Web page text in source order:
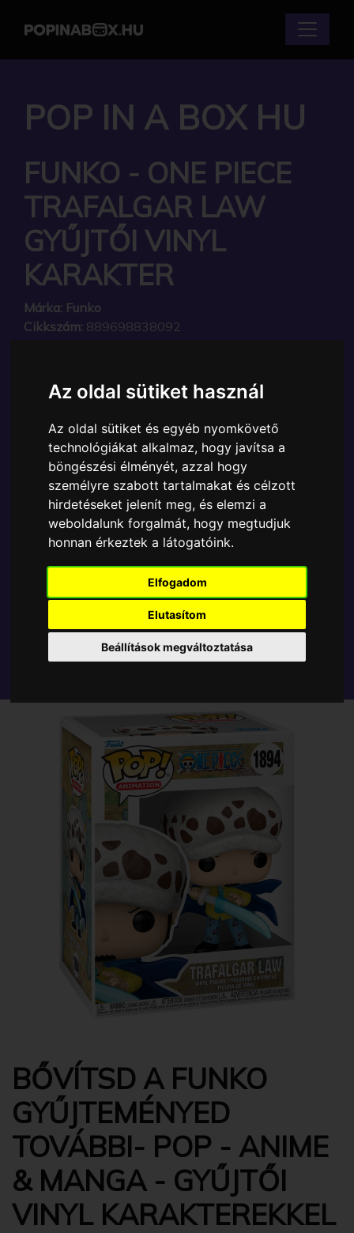
Az oldal sütiket használ
Az oldal sütiket és egyéb nyomkövető
technológiákat alkalmaz, hogy javítsa a
böngészési élményét, azzal hogy
személyre szabott tartalmakat és célzott
hirdetéseket jelenít meg, és elemzi a
weboldalunk forgalmát, hogy megtudjuk
honnan érkeztek a látogatóink.
Elfogadom
Elutasítom
Beállítások megváltoztatása
POP IN A BOX HU
FUNKO - ONE PIECE
TRAFALGAR LAW
GYŰJTŐI VINYL
KARAKTER
Márka: Funko
Cikkszám: 889698838092
A Funko POP - Anime & Manga egyik népszerű
vinyl karakter, amely ablakos csomagolásban azaz -
POP In a Box - várja új gazdáját.
TOVÁBB A VÁSÁRLÁSRA
Tetszik? Osszd meg másokkal!
BŐVÍTSD A FUNKO
GYŰJTEMÉNYED
TOVÁBBI- POP - ANIME
& MANGA - GYŰJTŐI
VINYL KARAKTEREKKEL